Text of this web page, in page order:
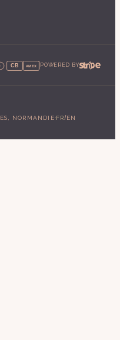
CB AMEX POWERED BY
NORMANDIE·FR/EN